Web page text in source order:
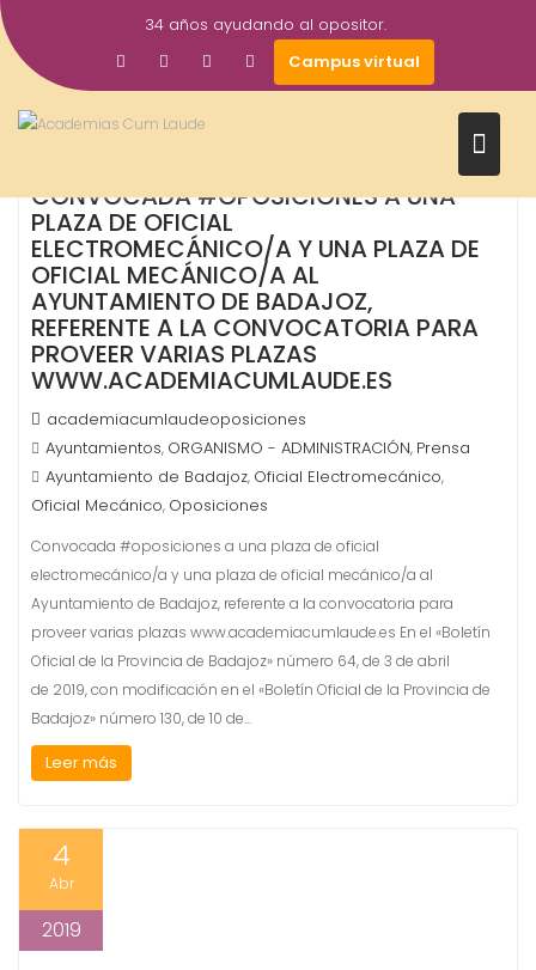
Saltar
al
contenido
34 años ayudando al opositor.
Campus virtual
Jul
2019
CONVOCADA #OPOSICIONES A UNA
PLAZA DE OFICIAL
ELECTROMECÁNICO/A Y UNA PLAZA DE
OFICIAL MECÁNICO/A AL
AYUNTAMIENTO DE BADAJOZ,
REFERENTE A LA CONVOCATORIA PARA
PROVEER VARIAS PLAZAS
WWW.ACADEMIACUMLAUDE.ES
academiacumlaudeoposiciones
Ayuntamientos, ORGANISMO - ADMINISTRACIÓN, Prensa
Ayuntamiento de Badajoz, Oficial Electromecánico,
Oficial Mecánico, Oposiciones
Convocada #oposiciones a una plaza de oficial
electromecánico/a y una plaza de oficial mecánico/a al
Ayuntamiento de Badajoz, referente a la convocatoria para
proveer varias plazas www.academiacumlaude.es En el «Boletín
Oficial de la Provincia de Badajoz» número 64, de 3 de abril
de 2019, con modificación en el «Boletín Oficial de la Provincia de
Badajoz» número 130, de 10 de…
Leer más
4
Abr
2019